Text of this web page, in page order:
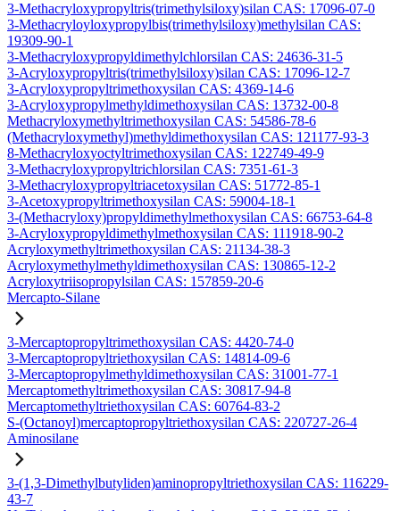
3-Methacryloxypropyltris(trimethylsiloxy)silan CAS: 17096-07-0
3-Methacryloyloxypropylbis(trimethylsiloxy)methylsilan CAS:
19309-90-1
3-Methacryloxypropyldimethylchlorsilan CAS: 24636-31-5
3-Acryloxypropyltris(trimethylsiloxy)silan CAS: 17096-12-7
3-Acryloxypropyltrimethoxysilan CAS: 4369-14-6
3-Acryloxypropylmethyldimethoxysilan CAS: 13732-00-8
Methacryloxymethyltrimethoxysilan CAS: 54586-78-6
(Methacryloxymethyl)methyldimethoxysilan CAS: 121177-93-3
8-Methacryloxyoctyltrimethoxysilan CAS: 122749-49-9
3-Methacryloxypropyltrichlorsilan CAS: 7351-61-3
3-Methacryloxypropyltriacetoxysilan CAS: 51772-85-1
3-Acetoxypropyltrimethoxysilan CAS: 59004-18-1
3-(Methacryloxy)propyldimethylmethoxysilan CAS: 66753-64-8
3-Acryloxypropyldimethylmethoxysilan CAS: 111918-90-2
Acryloxymethyltrimethoxysilan CAS: 21134-38-3
Acryloxymethylmethyldimethoxysilan CAS: 130865-12-2
Acryloxytriisopropylsilan CAS: 157859-20-6
Mercapto-Silane
3-Mercaptopropyltrimethoxysilan CAS: 4420-74-0
3-Mercaptopropyltriethoxysilan CAS: 14814-09-6
3-Mercaptopropylmethyldimethoxysilan CAS: 31001-77-1
Mercaptomethyltrimethoxysilan CAS: 30817-94-8
Mercaptomethyltriethoxysilan CAS: 60764-83-2
S-(Octanoyl)mercaptopropyltriethoxysilan CAS: 220727-26-4
Aminosilane
3-(1,3-Dimethylbutyliden)aminopropyltriethoxysilan CAS: 116229-
43-7